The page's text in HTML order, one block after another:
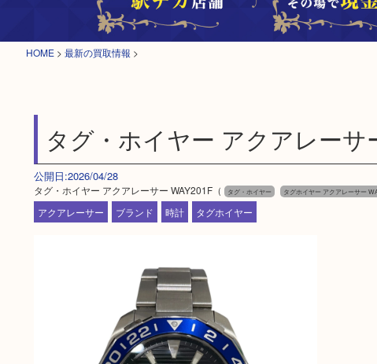
HOME > 最新の買取情報 >
タグ・ホイヤー アクアレーサ
公開日:2026/04/28
タグ・ホイヤー アクアレーサー WAY201F（ タグ・ホイヤー タグホイヤー アクアレーサー
アクアレーサー
ブランド 時計 タグホイヤー